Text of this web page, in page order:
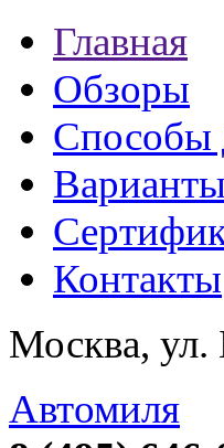
Главная
Обзоры
Способы
Контакты
Москва, ул.
Автомиля